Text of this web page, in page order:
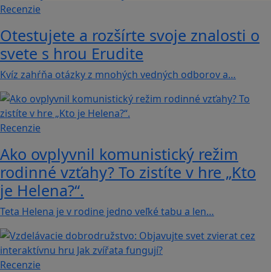
Recenzie
Otestujete a rozšírte svoje znalosti o
svete s hrou Erudite
Kvíz zahŕňa otázky z mnohých vedných odborov a…
Recenzie
Ako ovplyvnil komunistický režim
rodinné vzťahy? To zistíte v hre „Kto
je Helena?“.
Teta Helena je v rodine jedno veľké tabu a len…
Recenzie